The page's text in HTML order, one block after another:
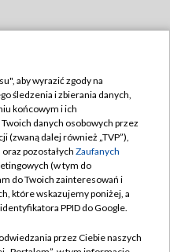
TVP
aby wyrazić zgody na
śledzenia i zbierania danych,
końcowym i ich
danych osobowych przez
(zwaną dalej również „TVP”),
oraz pozostałych Zaufanych
(w tym do
do Twoich zainteresowań i
które wskazujemy poniżej, a
PPID do Google.
przez Ciebie naszych